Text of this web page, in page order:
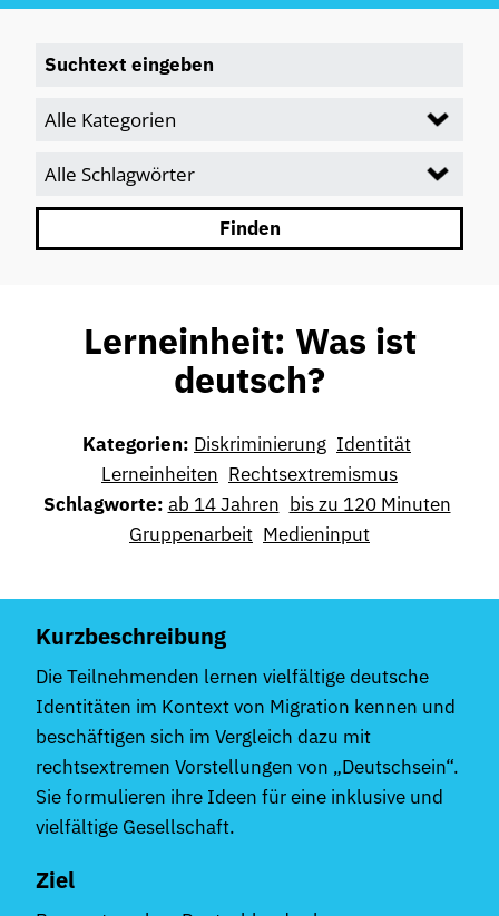
Lerneinheit: Was ist
deutsch?
Diskriminierung Identität
Lerneinheiten Rechtsextremismus
ab 14 Jahren bis zu 120 Minuten
Gruppenarbeit Medieninput
Kurzbeschreibung
Die Teilnehmenden lernen vielfältige deutsche
Identitäten im Kontext von Migration kennen und
beschäftigen sich im Vergleich dazu mit
rechtsextremen Vorstellungen von „Deutschsein“.
Sie formulieren ihre Ideen für eine inklusive und
vielfältige Gesellschaft.
Ziel